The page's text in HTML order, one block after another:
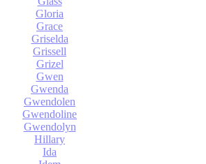
Gloria
Grace
Griselda
Grissell
Grizel
Gwen
Gwenda
Gwendolen
Gwendoline
Gwendolyn
Hillary
Ida